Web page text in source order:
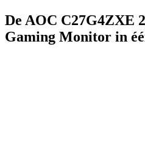
De AOC C27G4ZXE
Gaming Monitor in